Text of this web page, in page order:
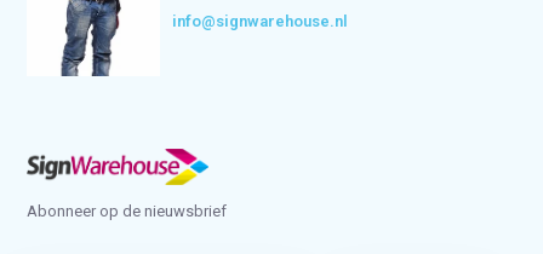
info@signwarehouse.nl
Abonneer op de nieuwsbrief